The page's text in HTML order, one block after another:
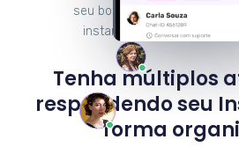
seu bot para responder
instantaneamente e
Tenha múltiplos
respondendo seu
forma